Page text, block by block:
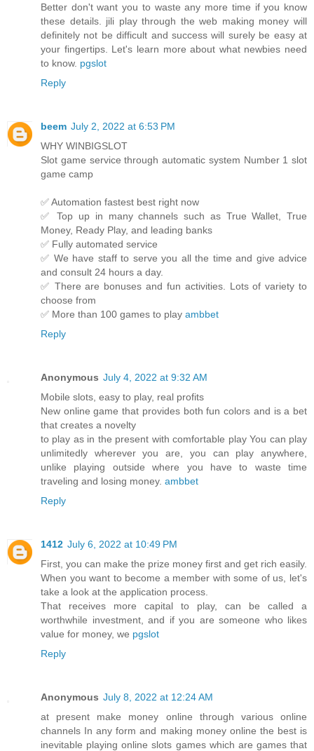
Better don't want you to waste any more time if you know
these details. jili play through the web making money will
definitely not be difficult and success will surely be easy at
your fingertips. Let's learn more about what newbies need
to know. pgslot
Reply
beem July 2, 2022 at 6:53 PM
WHY WINBIGSLOT
Slot game service through automatic system Number 1 slot
game camp
✅ Automation fastest best right now
✅ Top up in many channels such as True Wallet, True
Money, Ready Play, and leading banks
✅ Fully automated service
✅ We have staff to serve you all the time and give advice
and consult 24 hours a day.
✅ There are bonuses and fun activities. Lots of variety to
choose from
✅ More than 100 games to play ambbet
Reply
Anonymous July 4, 2022 at 9:32 AM
Mobile slots, easy to play, real profits
New online game that provides both fun colors and is a bet
that creates a novelty
to play as in the present with comfortable play You can play
unlimitedly wherever you are, you can play anywhere,
unlike playing outside where you have to waste time
traveling and losing money. ambbet
Reply
1412 July 6, 2022 at 10:49 PM
First, you can make the prize money first and get rich easily.
When you want to become a member with some of us, let's
take a look at the application process.
That receives more capital to play, can be called a
worthwhile investment, and if you are someone who likes
value for money, we pgslot
Reply
Anonymous July 8, 2022 at 12:24 AM
at present make money online through various online
channels In any form and making money online the best is
inevitable playing online slots games which are games that